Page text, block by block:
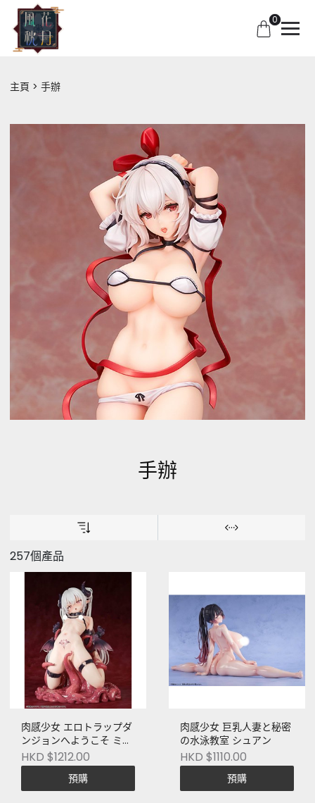
0
主頁 手辦
手辦
257個產品
肉感少女 エロトラップダ
ンジョンへようこそ ミス
ティ
HKD $1212.00
預購
肉感少女 巨乳人妻と秘密
の水泳教室 シュアン
HKD $1110.00
預購